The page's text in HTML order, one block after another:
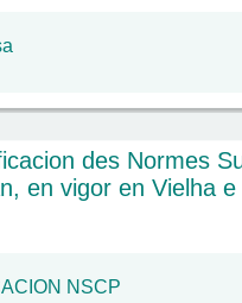
des Normes
en vigor en Vielha
NSCP